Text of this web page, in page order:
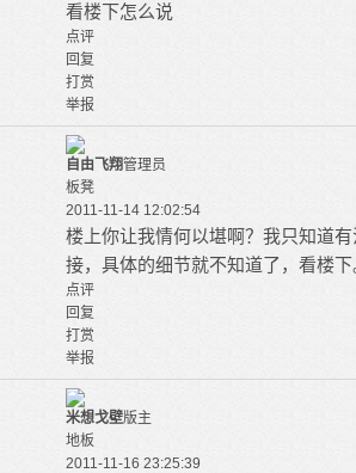
看楼下怎么说
点评
回复
打赏
举报
自由飞翔管理员
板凳
2011-11-14 12:02:54
楼上你让我情何以堪啊？我只知道
接，具体的细节就不知道了，看楼下
点评
回复
打赏
举报
米想戈壁版主
地板
2011-11-16 23:25:39